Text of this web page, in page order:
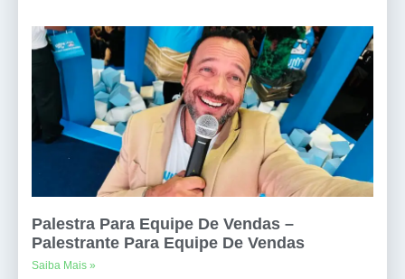
Palestra Para Equipe De Vendas –
Palestrante Para Equipe De Vendas
Saiba Mais »